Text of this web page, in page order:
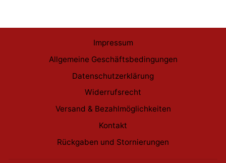
Impressum
Allgemeine Geschäftsbedingungen
Datenschutzerklärung
Widerrufsrecht
Versand & Bezahlmöglichkeiten
Kontakt
Rückgaben und Stornierungen